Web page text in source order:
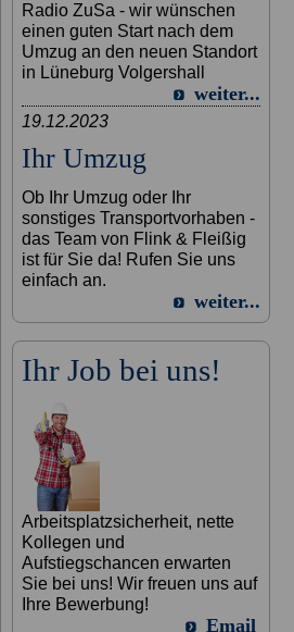
Radio ZuSa - wir wünschen
einen guten Start nach dem
Umzug an den neuen Standort
in Lüneburg Volgershall
weiter...
19.12.2023
Ihr Umzug
Ob Ihr Umzug oder Ihr
sonstiges Transportvorhaben -
das Team von Flink & Fleißig
ist für Sie da! Rufen Sie uns
einfach an.
weiter...
Ihr Job bei uns!
Arbeitsplatzsicherheit, nette
Kollegen und
Aufstiegschancen erwarten
Sie bei uns! Wir freuen uns auf
Ihre Bewerbung!
Email